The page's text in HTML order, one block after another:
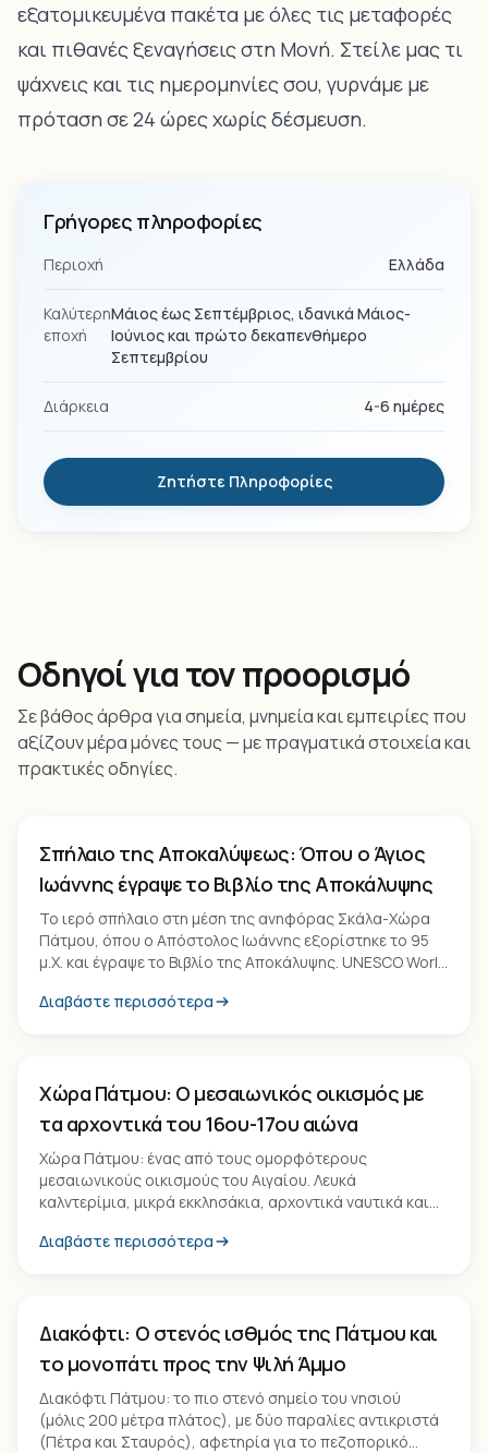
εξατομικευμένα πακέτα με όλες τις μεταφορές
και πιθανές ξεναγήσεις στη Μονή. Στείλε μας τι
ψάχνεις και τις ημερομηνίες σου, γυρνάμε με
πρόταση σε 24 ώρες χωρίς δέσμευση.
Γρήγορες πληροφορίες
Περιοχή Ελλάδα
Καλύτερη
εποχή
Μάιος έως Σεπτέμβριος, ιδανικά Μάιος-
Ιούνιος και πρώτο δεκαπενθήμερο
Σεπτεμβρίου
Διάρκεια 4-6 ημέρες
Ζητήστε Πληροφορίες
Οδηγοί για τον προορισμό
Σε βάθος άρθρα για σημεία, μνημεία και εμπειρίες που
αξίζουν μέρα μόνες τους — με πραγματικά στοιχεία και
πρακτικές οδηγίες.
Μνημείο
Σπήλαιο της Αποκαλύψεως: Όπου ο Άγιος
Ιωάννης έγραψε το Βιβλίο της Αποκάλυψης
Το ιερό σπήλαιο στη μέση της ανηφόρας Σκάλα-Χώρα
Πάτμου, όπου ο Απόστολος Ιωάννης εξορίστηκε το 95
μ.Χ. και έγραψε το Βιβλίο της Αποκάλυψης. UNESCO World
βραχώδη πέτρα προσκέφαλο.
Διαβάστε περισσότερα
Οικισμός
Χώρα Πάτμου: Ο μεσαιωνικός οικισμός με
τα αρχοντικά του 16ου-17ου αιώνα
Χώρα Πάτμου: ένας από τους ομορφότερους
μεσαιωνικούς οικισμούς του Αιγαίου. Λευκά
καλντερίμια, μικρά εκκλησάκια, αρχοντικά ναυτικά και
του Αγίου Ιωάννη του Θεολόγου, UNESCO World
Διαβάστε περισσότερα
Τοπόσημο
Διακόφτι: Ο στενός ισθμός της Πάτμου και
το μονοπάτι προς την Ψιλή Άμμο
Διακόφτι Πάτμου: το πιο στενό σημείο του νησιού
(μόλις 200 μέτρα πλάτος), με δύο παραλίες αντικριστά
(Πέτρα και Σταυρός), αφετηρία για το πεζοπορικό